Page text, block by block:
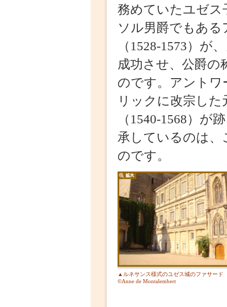
成功させ、公爵の
のです。アントワ
リックに改宗した
（1540-1568）が跡
承しているのは、
のです。
▲ルネサンス様式のユゼス城のファサード
©Anne de Montalembert
高い地位にある公
りました。中でも